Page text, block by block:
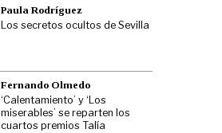
Paula Rodríguez
Los secretos ocultos de Sevilla
Fernando Olmedo
‘Calentamiento’ y ‘Los
miserables’ se reparten los
cuartos premios Talía